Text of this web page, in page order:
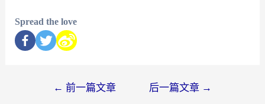
Spread the love
← 前一篇文章 后一篇文章 →